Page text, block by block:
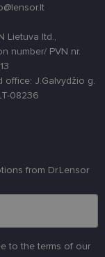
Lietuva ltd.,
number/ PVN nr.
office: J.Galvydžio g.
08236
from Dr.Lensor
to the terms of our
Šie
Be šių
Galiojimas Aprašymas
kūrimo
platforma,